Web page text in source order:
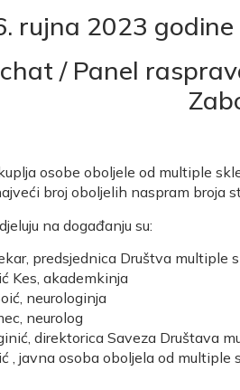
rujna 2023
/ Panel
osobe oboljele od multiple
broj oboljelih naspram broja
na događanju su:
predsjednica Društva multiple
Kes, akademkinja
neurologinja
neurolog
direktorica Saveza Društava
, javna osoba oboljela od multiple